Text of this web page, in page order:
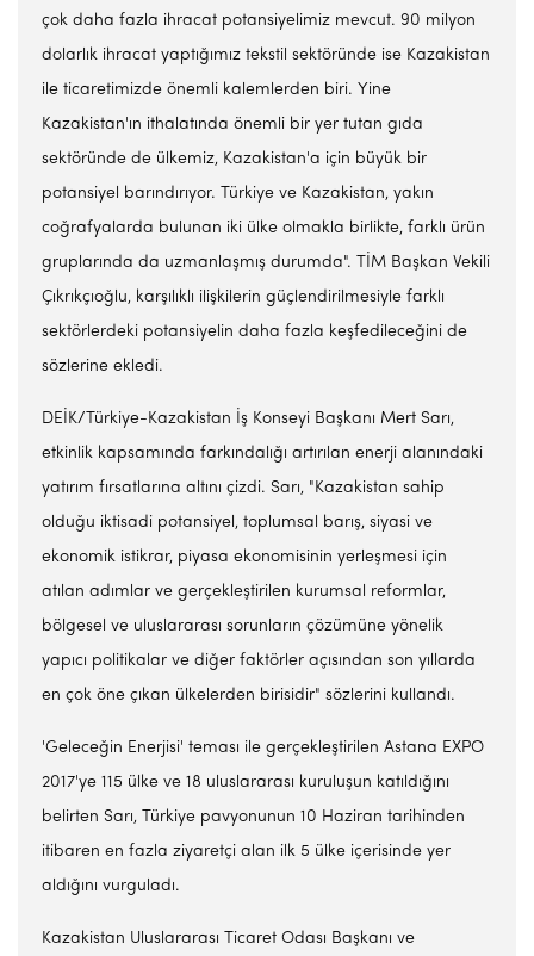
çok daha fazla ihracat potansiyelimiz mevcut. 90 milyon
dolarlık ihracat yaptığımız tekstil sektöründe ise Kazakistan
ile ticaretimizde önemli kalemlerden biri. Yine
Kazakistan'ın ithalatında önemli bir yer tutan gıda
sektöründe de ülkemiz, Kazakistan'a için büyük bir
potansiyel barındırıyor. Türkiye ve Kazakistan, yakın
coğrafyalarda bulunan iki ülke olmakla birlikte, farklı ürün
gruplarında da uzmanlaşmış durumda". TİM Başkan Vekili
Çıkrıkçıoğlu, karşılıklı ilişkilerin güçlendirilmesiyle farklı
sektörlerdeki potansiyelin daha fazla keşfedileceğini de
sözlerine ekledi.
DEİK/Türkiye-Kazakistan İş Konseyi Başkanı Mert Sarı,
etkinlik kapsamında farkındalığı artırılan enerji alanındaki
yatırım fırsatlarına altını çizdi. Sarı, "Kazakistan sahip
olduğu iktisadi potansiyel, toplumsal barış, siyasi ve
ekonomik istikrar, piyasa ekonomisinin yerleşmesi için
atılan adımlar ve gerçekleştirilen kurumsal reformlar,
bölgesel ve uluslararası sorunların çözümüne yönelik
yapıcı politikalar ve diğer faktörler açısından son yıllarda
en çok öne çıkan ülkelerden birisidir" sözlerini kullandı.
'Geleceğin Enerjisi' teması ile gerçekleştirilen Astana EXPO
2017'ye 115 ülke ve 18 uluslararası kuruluşun katıldığını
belirten Sarı, Türkiye pavyonunun 10 Haziran tarihinden
itibaren en fazla ziyaretçi alan ilk 5 ülke içerisinde yer
aldığını vurguladı.
Kazakistan Uluslararası Ticaret Odası Başkanı ve